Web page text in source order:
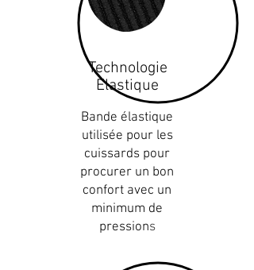
Technologie
Elastique
Bande élastique
utilisée pour les
cuissards pour
procurer un bon
confort avec un
minimum de
pressions